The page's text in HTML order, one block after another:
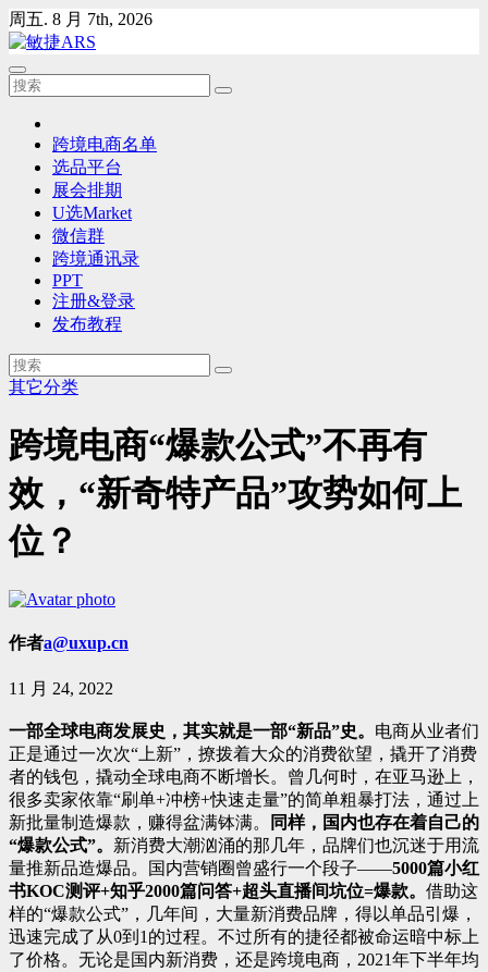
Skip
to
content
周五. 8 月 7th, 2026
跨境电商名单
选品平台
展会排期
U选Market
微信群
跨境通讯录
PPT
注册&登录
发布教程
其它分类
跨境电商“爆款公式”不再有
效，“新奇特产品”攻势如何上
位？
作者a@uxup.cn
11 月 24, 2022
一部全球电商发展史，其实就是一部“新品”史。 电商从业者们
正是通过一次次“上新”，撩拨着大众的消费欲望，撬开了消费
者的钱包，撬动全球电商不断增长。曾几何时，在亚马逊上，
很多卖家依靠“刷单+冲榜+快速走量”的简单粗暴打法，通过上
新批量制造爆款，赚得盆满钵满。
同样，国内也存在着自己的
“爆款公式”。 新消费大潮汹涌的那几年，品牌们也沉迷于用流
量推新品造爆品。国内营销圈曾盛行一个段子——5000篇小红
书KOC测评+知乎2000篇问答+超头直播间坑位=爆款。 借助这
样的“爆款公式”，几年间，大量新消费品牌，得以单品引爆，
迅速完成了从0到1的过程。不过所有的捷径都被命运暗中标上
了价格。无论是国内新消费，还是跨境电商，2021年下半年均